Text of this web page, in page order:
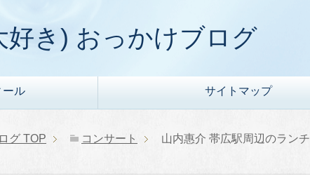
好き) おっかけブログ
ール サイトマップ
グ TOP コンサート 山内惠介 帯広駅周辺のランチ